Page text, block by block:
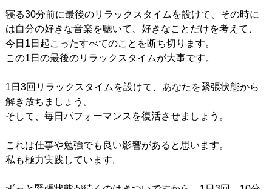
寝る30分前に最後のリラックスタイムを設けて、その時に
は自分の好きな音楽を聴いて、好きなことだけを考えて、
今日1日起こったすべてのことを断ち切ります。
この1日の最後のリラックスタイムが大事です。
1日3回リラックスタイムを設けて、あなたを緊張状態から
解き放ちましょう。
そして、毎日パフォーマンスを復活させましょう。
これは仕事や勉強でも良い影響があると思います。
私も極力実践しています。